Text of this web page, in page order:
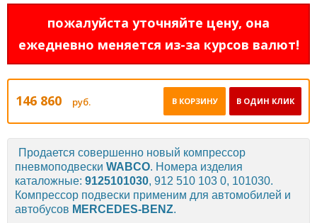
пожалуйста уточняйте цену, она
ежедневно меняется из-за курсов валют!
146 860 руб. В ОДИН КЛИК
В КОРЗИНУ
Продается совершенно новый компрессор
пневмоподвески WABCO. Номера изделия
каталожные: 9125101030, 912 510 103 0, 101030.
Компрессор подвески применим для автомобилей и
автобусов MERCEDES-BENZ.